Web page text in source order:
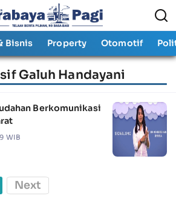
Bisnis Property Otomotif
Galuh Handayani
Berkomunikasi
WIB
Next